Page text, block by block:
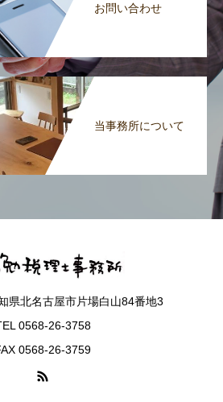
お問い合わせ
当事務所について
県北名古屋市片場白山84番地3
0568-26-3758
0568-26-3759